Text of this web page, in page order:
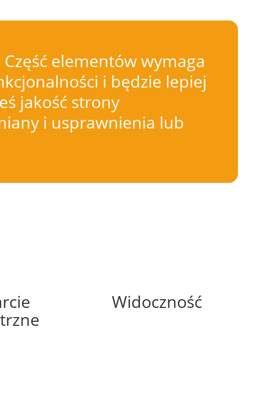
elementów wymaga
i będzie lepiej
jakość strony
i usprawnienia lub
Widoczność